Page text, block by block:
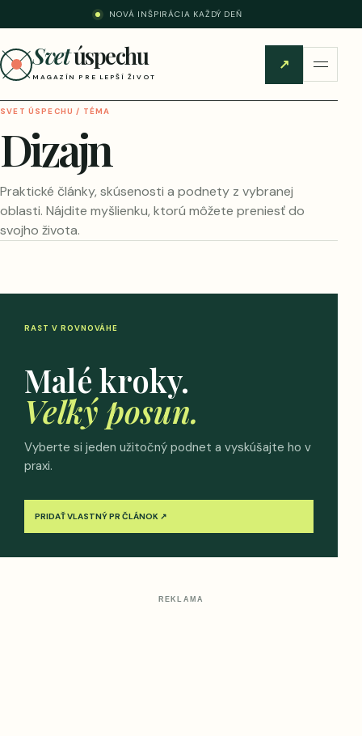
NOVÁ INŠPIRÁCIA KAŽDÝ DEŇ
Svetúspechu
MAGAZÍN PRE LEPŠÍ ŽIVOT
↗
SVET ÚSPECHU / TÉMA
Dizajn
Praktické články, skúsenosti a podnety z vybranej
oblasti. Nájdite myšlienku, ktorú môžete preniesť do
svojho života.
RAST V ROVNOVÁHE
Malé kroky.
Veľký posun.
Vyberte si jeden užitočný podnet a vyskúšajte ho v
praxi.
PRIDAŤ VLASTNÝ PR ČLÁNOK ↗
REKLAMA